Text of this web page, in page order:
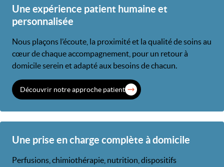
Une expérience patient humaine et
personnalisée
Nous plaçons l’écoute, la proximité et la qualité de soins au
cœur de chaque accompagnement, pour un retour à
domicile serein et adapté aux besoins de chacun.
Découvrir notre approche patient
Une prise en charge complète à domicile
Perfusions, chimiothérapie, nutrition, dispositifs